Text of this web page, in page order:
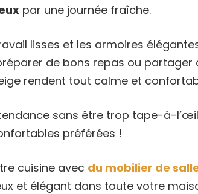
par une journée fraîche.
lisses et les armoires
de bons repas ou partager
rendent tout calme et
tendance sans être trop tape-à-
préférées !
cuisine avec du mobilier de
et élégant dans toute votre